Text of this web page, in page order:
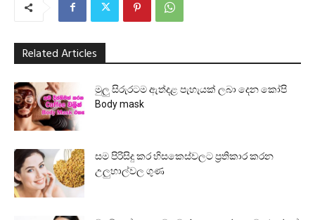
Related Articles
මුලු සිරුරටම ඇත්දළ පැහැයක් ලබා දෙන කෝපි
Body mask
සම පිරිසිදු කර හිසකෙස්වලට ප්‍රතිකාර කරන
උලුහාල්වල ගුණ